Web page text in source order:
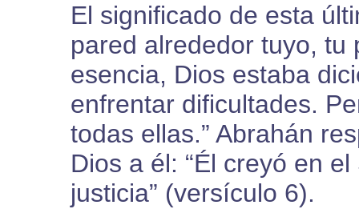
El significado de esta
pared alrededor tuyo, tu
esencia, Dios estaba
enfrentar dificultades.
todas ellas.” Abrahán
Dios a él: “Él creyó en
justicia” (versículo 6).